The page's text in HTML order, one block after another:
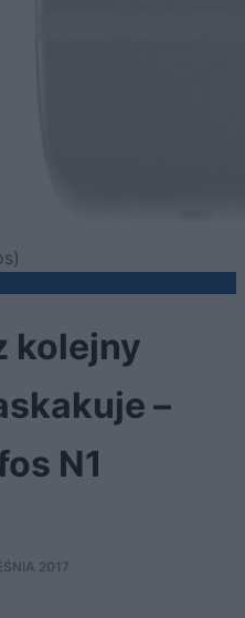
kolejny
–
N1
2017